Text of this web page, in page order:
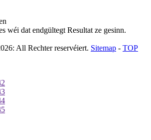
wéi dat endgültegt Resultat ze gesinn.
All Rechter reservéiert. Sitemap - TOP